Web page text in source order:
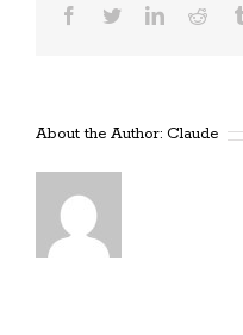
Facebook
TwitterLinkedin
About the Author: Claude